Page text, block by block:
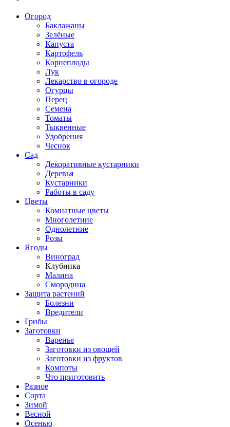
Огород
Баклажаны
Зелёные
Капуста
Картофель
Корнеплоды
Лук
Лекарство в огороде
Огурцы
Перец
Семена
Томаты
Тыквенные
Удобрения
Чеснок
Сад
Декоративные кустарники
Деревья
Кустарники
Работы в саду
Цветы
Комнатные цветы
Многолетние
Однолетние
Розы
Ягоды
Виноград
Клубника
Малина
Смородина
Защита растений
Болезни
Вредители
Грибы
Заготовки
Варенье
Заготовки из овощей
Заготовки из фруктов
Компоты
Что приготовить
Разное
Сорта
Зимой
Весной
Осенью